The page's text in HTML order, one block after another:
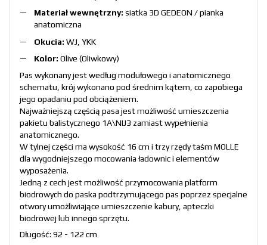
Materiał wewnętrzny: siatka 3D GEDEON / pianka
anatomiczna
Okucia: WJ, YKK
Kolor: Olive (Oliwkowy)
Pas wykonany jest według modułowego i anatomicznego
schematu, krój wykonano pod średnim kątem, co zapobiega
jego opadaniu pod obciążeniem.
Najważniejszą częścią pasa jest możliwość umieszczenia
pakietu balistycznego 1A\NIJ3 zamiast wypełnienia
anatomicznego.
W tylnej części ma wysokość 16 cm i trzy rzędy taśm MOLLE
dla wygodniejszego mocowania ładownic i elementów
wyposażenia.
Jedną z cech jest możliwość przymocowania platform
biodrowych do paska podtrzymującego pas poprzez specjalne
otwory umożliwiające umieszczenie kabury, apteczki
biodrowej lub innego sprzętu.
Długość: 92 - 122 cm